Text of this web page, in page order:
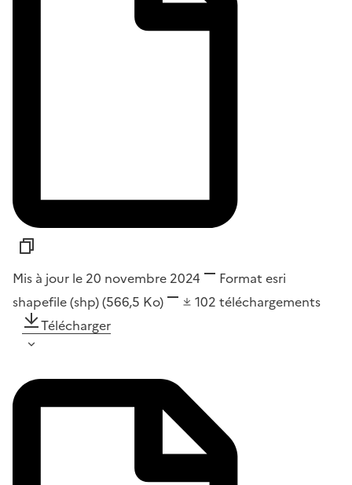
Mis à jour le 20 novembre 2024 Format esri
shapefile (shp)(566,5 Ko) 102 téléchargements
Télécharger